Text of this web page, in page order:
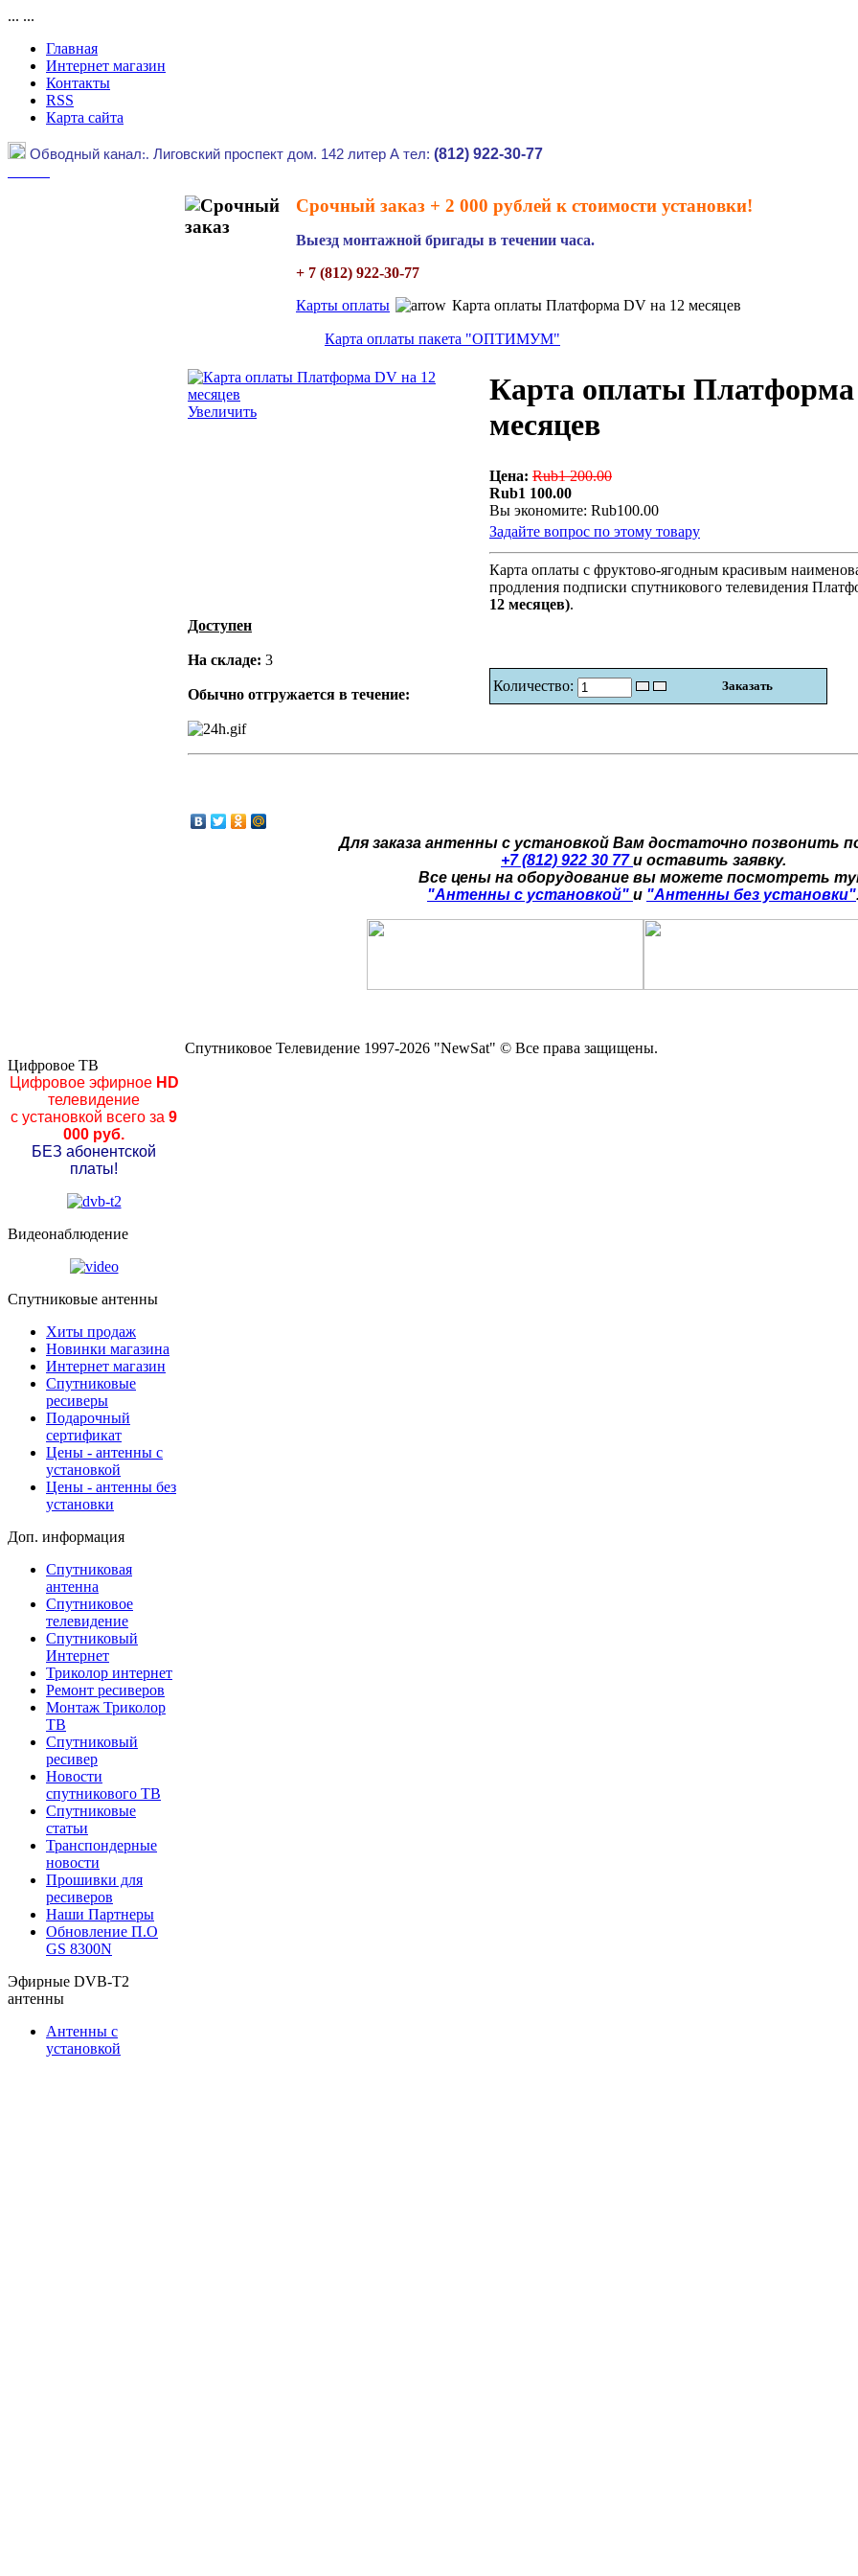
... ...
Главная
Интернет магазин
Контакты
RSS
Карта сайта
Обводный канал:. Лиговский проспект дом. 142 литер А тел: (812) 922-30-77
Срочный заказ + 2 000 рублей к стоимости установки!
Выезд монтажной бригады в течении часа.
+ 7 (812) 922-30-77
Карты оплаты
Карта оплаты Платформа DV на 12 месяцев
Карта оплаты пакета "ОПТИМУМ"
Увеличить
Карта оплаты Платформа
месяцев
Цена: Rub1 200.00
Rub1 100.00
Вы экономите: Rub100.00
Задайте вопрос по этому товару
Карта оплаты с фруктово-ягодным красивым
продления подписки спутникового телевидения
12 месяцев).
Доступен
На складе: 3
Обычно отгружается в течение:
Количество:
Для заказа антенны с установкой Вам достаточно позвонить
+7 (812) 922 30 77 и оставить заявку.
Все цены на оборудование вы можете посмотреть
"Антенны с установкой" и "Антенны без установки"
Спутниковое Телевидение 1997-2026 "NewSat" © Все права защищены.
Цифровое ТВ
Цифровое эфирноеHD
телевидение
с установкой всего за 9
000 руб.
БЕЗ абонентской
платы!
Видеонаблюдение
Спутниковые антенны
Хиты продаж
Новинки магазина
Интернет магазин
Спутниковые
ресиверы
Подарочный
сертификат
Цены - антенны с
установкой
Цены - антенны без
установки
Доп. информация
Спутниковая
антенна
Спутниковое
телевидение
Спутниковый
Интернет
Триколор интернет
Ремонт ресиверов
Монтаж Триколор
ТВ
Спутниковый
ресивер
Новости
спутникового ТВ
Спутниковые
статьи
Транспондерные
новости
Прошивки для
ресиверов
Наши Партнеры
Обновление П.О
GS 8300N
Эфирные DVB-T2
антенны
Антенны с
установкой